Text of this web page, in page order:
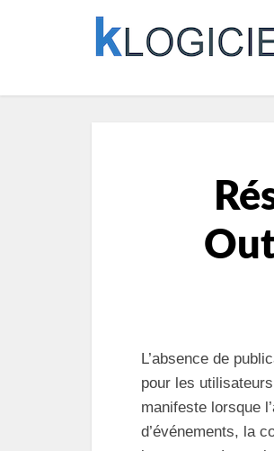
L’absence de
pour les
manifeste lorsque
d’événements, la